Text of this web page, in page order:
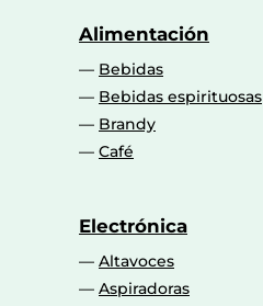
Alimentación
Bebidas
Bebidas espirituosas
Brandy
Café
Electrónica
Altavoces
Aspiradoras